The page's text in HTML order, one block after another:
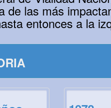
de las más
entonces a la